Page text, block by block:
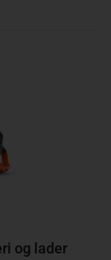
og lader